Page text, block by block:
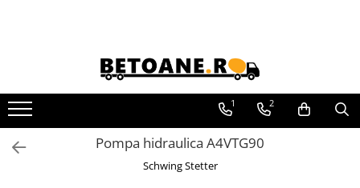
PIESE AUTOBETONIERE
AUTOBETONIERE STETTER
AUTOBETONIERE LIEBHERR
AUTOBETONIERE CIFA
1 2
Pompa hidraulica A4VTG90
Schwing Stetter